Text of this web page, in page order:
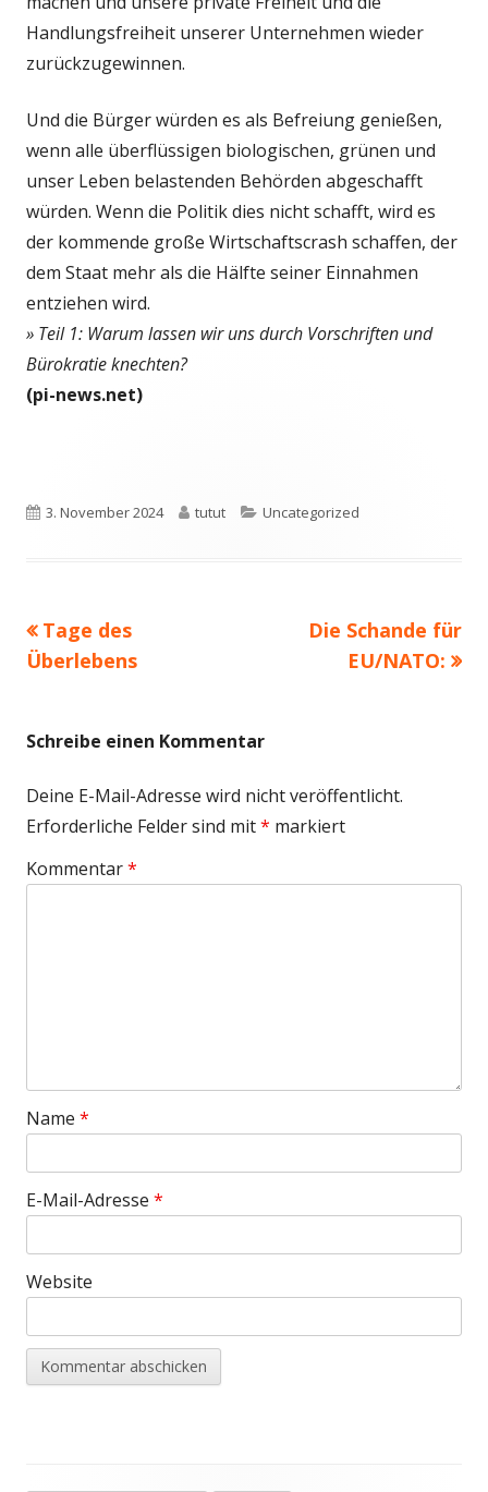
Handlungsfreiheit unserer Unternehmen wieder
zurückzugewinnen.
Und die Bürger würden es als Befreiung genießen,
wenn alle überflüssigen biologischen, grünen und
unser Leben belastenden Behörden abgeschafft
würden. Wenn die Politik dies nicht schafft, wird es
der kommende große Wirtschaftscrash schaffen, der
dem Staat mehr als die Hälfte seiner Einnahmen
entziehen wird.
» Teil 1: Warum lassen wir uns durch Vorschriften und
Bürokratie knechten?
(pi-news.net)
Veröffentlicht
3. November 2024 Autor
tutut Kategorien
Uncategorized
Beitragsnavigation
Vorheriger
Beitrag:
Tage des
Überlebens
Nächster
Beitrag
Die Schande für
EU/NATO:
Schreibe einen Kommentar
Deine E-Mail-Adresse wird nicht veröffentlicht.
Erforderliche Felder sind mit* markiert
Kommentar*
Name *
E-Mail-Adresse *
Website